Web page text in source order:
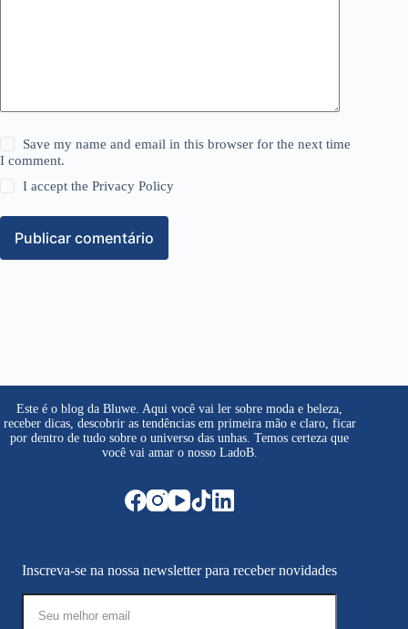
Save my name and email in this browser for the next time
I comment.
I accept thePrivacy Policy
Publicar comentário
Este é o blog da Bluwe. Aqui você vai ler sobre moda e beleza,
receber dicas, descobrir as tendências em primeira mão e claro, ficar
por dentro de tudo sobre o universo das unhas. Temos certeza que
você vai amar o nosso LadoB.
Inscreva-se na nossa newsletter para receber novidades